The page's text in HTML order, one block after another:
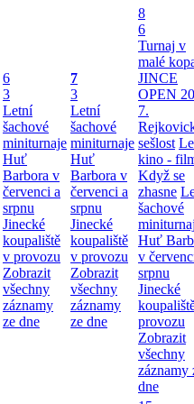
6
3
Letní
šachové
miniturnaje
Huť
Barbora v
červenci a
srpnu
Jinecké
koupaliště
v provozu
Zobrazit
všechny
záznamy
ze dne
7
3
Letní
šachové
miniturnaje
Huť
Barbora v
červenci a
srpnu
Jinecké
koupaliště
v provozu
Zobrazit
všechny
záznamy
ze dne
8
6
Turnaj v
malé
JINCE
OPEN
7.
sešlost
kino -
Když se
zhasne
šachové
Huť
v
srpnu
Jinecké
provozu
Zobrazit
všechny
záznamy
dne